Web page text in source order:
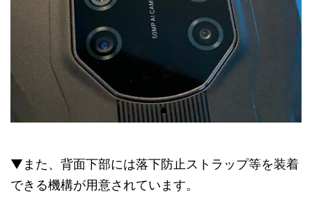
▼また、背面下部には落下防止ストラップ等を装着
できる機構が用意されています。